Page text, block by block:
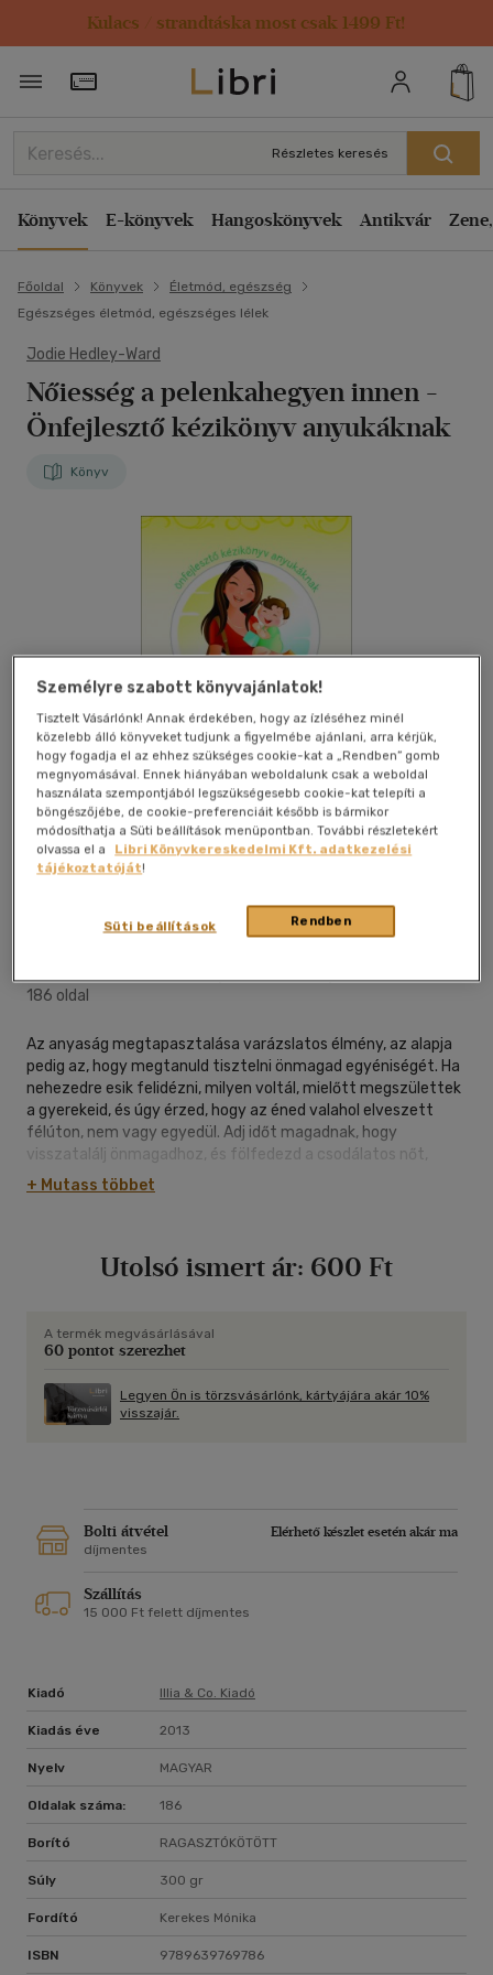
Kulacs / strandtáska most csak 1499 Ft!
Törzsvásárlói Kártya adatai
Részletes keresés
Könyvek E-könyvek Hangoskönyvek Antikvár
Főoldal Könyvek
Életmód, egészség
Egészséges életmód, egészséges lélek
Jodie Hedley-Ward
Nőiesség a pelenkahegyen innen -
Önfejlesztő kézikönyv anyukáknak
Könyv
186 oldal
Az anyaság megtapasztalása varázslatos élmény, az alapja
pedig az, hogy megtanuld tisztelni önmagad egyéniségét. Ha
nehezedre esik felidézni, milyen voltál, mielőtt megszülettek
a gyerekeid, és úgy érzed, hogy az éned valahol elveszett
félúton, nem vagy egyedül. Adj időt magadnak, hogy
visszatalálj önmagadhoz, és fölfedezd a csodálatos nőt,
akivé váltál. Egy csepp kis munka jutalma a még mélyebb
önismeret, magabiztosság, önbecsülés és boldogság.
nőnek, és az anyaságot nem feladatként éled meg, hanem
anyasággal visszavonhatatlanul megváltozol.
Fedezd fel új önmagadat, melynek egy része az anya, a többi
+ Mutass többet
Utolsó ismert ár: 600 Ft
A termék megvásárlásával
60 pontot szerezhet
Legyen Ön is törzsvásárlónk, kártyájára akár 10%
visszajár.
Bolti átvétel
Elérhető készlet esetén akár ma
díjmentes
Szállítás
15 000 Ft felett díjmentes
Kiadó Illia & Co. Kiadó
Kiadás éve 2013
Nyelv MAGYAR
Oldalak száma: 186
Borító RAGASZTÓKÖTÖTT
Súly 300 gr
Fordító Kerekes Mónika
ISBN 9789639769786
Személyre szabott könyvajánlatok!
Tisztelt Vásárlónk! Annak érdekében, hogy az ízléséhez minél
közelebb álló könyveket tudjunk a figyelmébe ajánlani, arra kérjük,
hogy fogadja el az ehhez szükséges cookie-kat a „Rendben” gomb
megnyomásával. Ennek hiányában weboldalunk csak a weboldal
használata szempontjából legszükségesebb cookie-kat telepíti a
böngészőjébe, de cookie-preferenciáit később is bármikor
módosíthatja a Süti beállítások menüpontban. További részletekért
olvassa el a
Libri Könyvkereskedelmi Kft. adatkezelési
tájékoztatóját!
Rendben
Süti beállítások